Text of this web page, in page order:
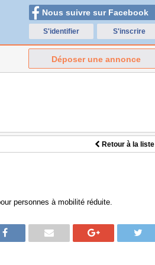
Nous suivre sur Facebook
S'identifier S'inscrire
Déposer une annonce
Retour à la liste
personnes à mobilité réduite.